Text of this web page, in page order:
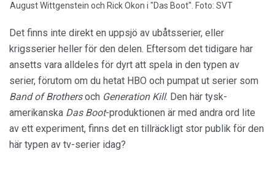
August Wittgenstein och Rick Okon i "Das Boot". Foto: SVT
Det finns inte direkt en uppsjö av ubåtsserier, eller
krigsserier heller för den delen. Eftersom det tidigare har
ansetts vara alldeles för dyrt att spela in den typen av
serier, förutom om du hetat HBO och pumpat ut serier som
Band of Brothersoch Generation Kill. Den här tysk-
amerikanska Das Boot-produktionen är med andra ord lite
av ett experiment, finns det en tillräckligt stor publik för den
här typen av tv-serier idag?